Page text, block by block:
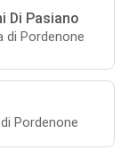
Di Pasiano
di Pordenone
Pordenone